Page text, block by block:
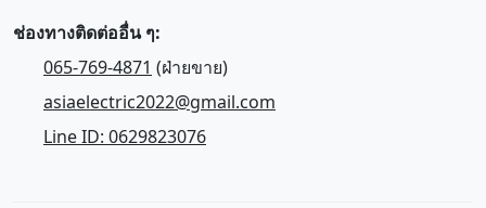
ช่องทางติดต่ออื่น ๆ:
065-769-4871 (ฝ่ายขาย)
asiaelectric2022@gmail.com
Line ID: 0629823076